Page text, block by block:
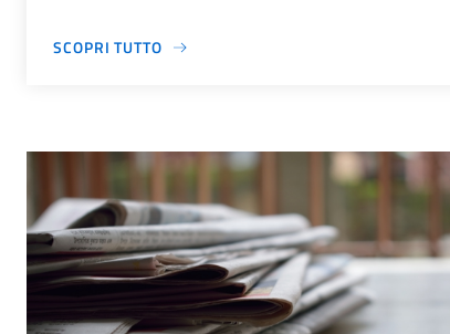
SCOPRI TUTTO